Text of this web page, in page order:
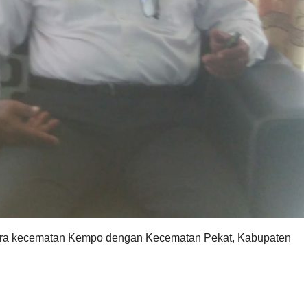
kecematan Kempo dengan Kecematan Pekat, Kabupaten